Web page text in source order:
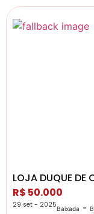
LOJA DUQUE DE
R$ 50.000
29 set - 2025Baixada -